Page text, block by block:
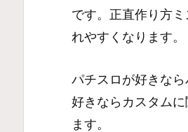
です。正直作り方
れやすくなります。
パチスロが好きな
好きならカスタム
ます。